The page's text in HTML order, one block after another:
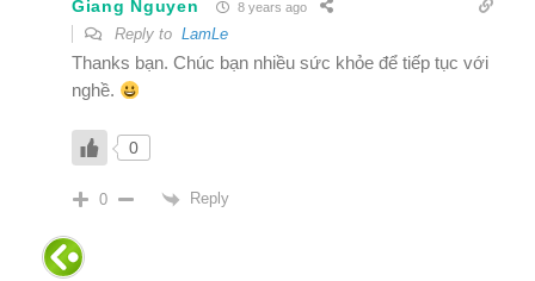
Giang Nguyen 8 years ago
Reply toLamLe
Thanks bạn. Chúc bạn nhiều sức khỏe để tiếp tục với
nghề.
0
0 Reply